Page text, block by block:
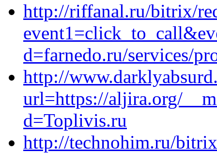
http://riffanal.ru/bitrix/
d=farnedo.ru/services/
http://
url=https://aljira.org/
d=Toplivis.ru
http://technohim.ru/